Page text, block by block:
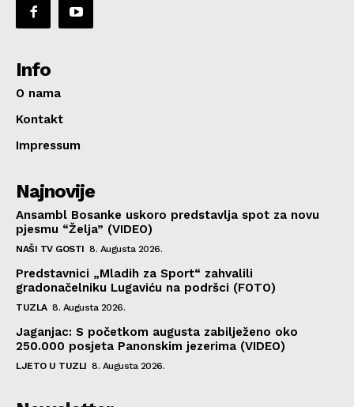
Info
O nama
Kontakt
Impressum
Najnovije
Ansambl Bosanke uskoro predstavlja spot za novu
pjesmu “Želja” (VIDEO)
NAŠI TV GOSTI 8. Augusta 2026.
Predstavnici „Mladih za Sport“ zahvalili
gradonačelniku Lugaviću na podršci (FOTO)
TUZLA 8. Augusta 2026.
Jaganjac: S početkom augusta zabilježeno oko
250.000 posjeta Panonskim jezerima (VIDEO)
LJETO U TUZLI 8. Augusta 2026.